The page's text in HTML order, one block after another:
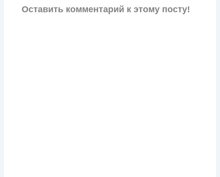
Оставить комментарий к этому посту!